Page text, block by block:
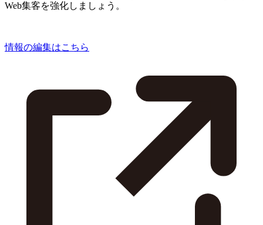
Web集客を強化しましょう。
情報の編集はこちら